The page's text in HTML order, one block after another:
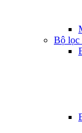
Bộ lọc